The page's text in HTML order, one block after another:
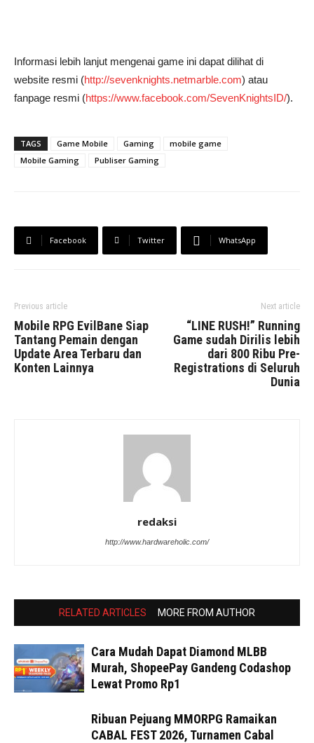
Informasi lebih lanjut mengenai game ini dapat dilihat di
website resmi (http://sevenknights.netmarble.com) atau
fanpage resmi (https://www.facebook.com/SevenKnightsID/).
TAGS Game Mobile Gaming
mobile game
Mobile Gaming
Publiser Gaming
Facebook Twitter WhatsApp
Previous article
Mobile RPG EvilBane Siap
Tantang Pemain dengan
Update Area Terbaru dan
Konten Lainnya
Next article
“LINE RUSH!” Running
Game sudah Dirilis lebih
dari 800 Ribu Pre-
Registrations di Seluruh
Dunia
redaksi
http://www.hardwareholic.com/
RELATED ARTICLES MORE FROM AUTHOR
Cara Mudah Dapat Diamond MLBB
Murah, ShopeePay Gandeng Codashop
Lewat Promo Rp1
Ribuan Pejuang MMORPG Ramaikan
CABAL FEST 2026, Turnamen Cabal